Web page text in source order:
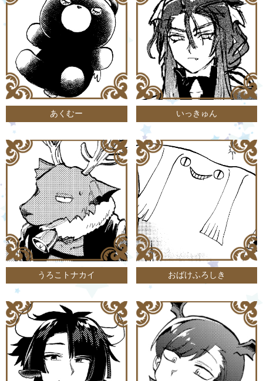
あくむー いっきゅん
うろこトナカイ おばけふろしき